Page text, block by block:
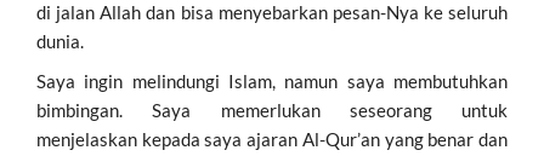
di jalan Allah dan bisa menyebarkan pesan-Nya ke seluruh
dunia.
Saya ingin melindungi Islam, namun saya membutuhkan
bimbingan. Saya memerlukan seseorang untuk
menjelaskan kepada saya ajaran Al-Qur’an yang benar dan